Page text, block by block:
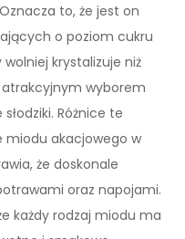
to, że jest on
o poziom cukru
krystalizuje niż
wyborem
Różnice te
miodu akacjowego w
że doskonale
oraz napojami.
każdy rodzaj miodu ma